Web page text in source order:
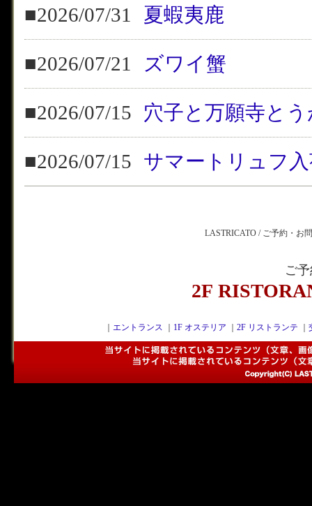
■2026/07/31 夏蝦夷鹿
■2026/07/21 ズワイ蟹
■2026/07/15 穴子と万願寺と
■2026/07/15 サマートリュフ
LASTRICATO / ご予約・お
ご
2F
エントランス 1F オステリア 2F リストランテ